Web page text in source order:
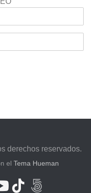
derechos reservados.
el Tema Hueman